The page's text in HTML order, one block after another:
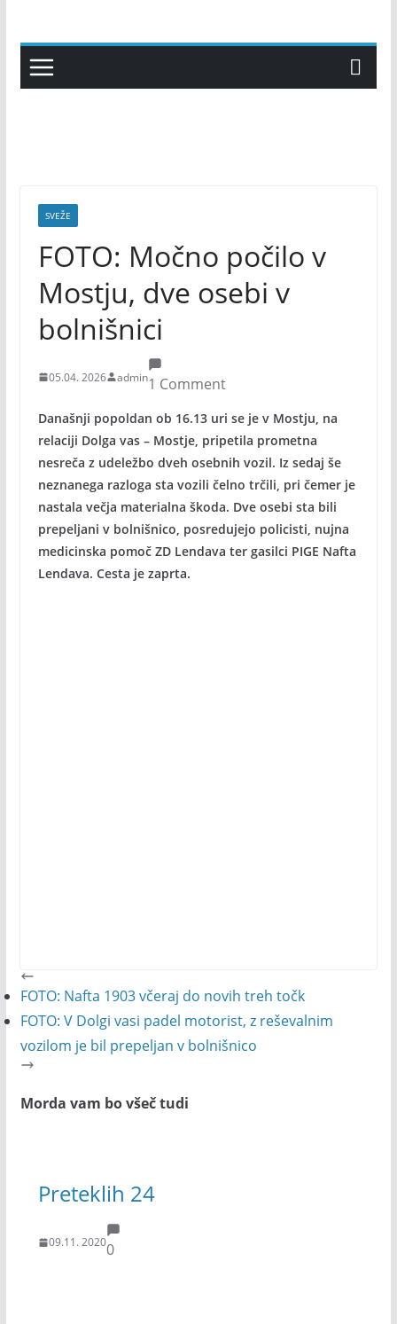
content
SVEŽE
FOTO: Močno počilo v
Mostju, dve osebi v
bolnišnici
05.04. 2026 admin1 Comment
Današnji popoldan ob 16.13 uri se je v Mostju, na
relaciji Dolga vas – Mostje, pripetila prometna
nesreča z udeležbo dveh osebnih vozil. Iz sedaj še
neznanega razloga sta vozili čelno trčili, pri čemer je
nastala večja materialna škoda. Dve osebi sta bili
prepeljani v bolnišnico, posredujejo policisti, nujna
medicinska pomoč ZD Lendava ter gasilci PIGE Nafta
Lendava. Cesta je zaprta.
FOTO: Nafta 1903 včeraj do novih treh točk
FOTO: V Dolgi vasi padel motorist, z reševalnim
vozilom je bil prepeljan v bolnišnico
Morda vam bo všeč tudi
Preteklih 24
09.11. 20200